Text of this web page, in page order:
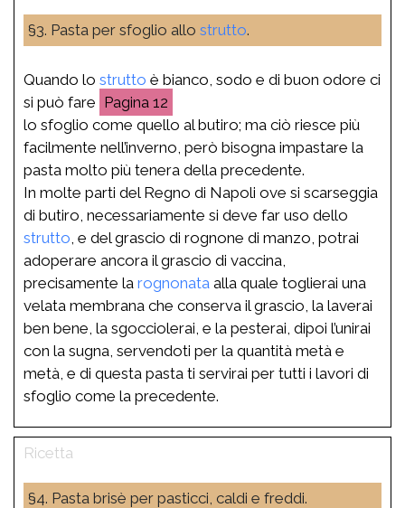
§3. Pasta per sfoglio allo strutto.
Quando lo strutto è bianco, sodo e di buon odore ci
si può fare
12
lo sfoglio come quello al butiro; ma ciò riesce più
facilmente nell’inverno, però bisogna impastare la
pasta molto più tenera della precedente.
In molte parti del Regno di Napoli ove si scarseggia
di butiro, necessariamente si deve far uso dello
strutto , e del grascio di rognone di manzo, potrai
adoperare ancora il grascio di vaccina,
precisamente la rognonata alla quale toglierai una
velata membrana che conserva il grascio, la laverai
ben bene, la sgocciolerai, e la pesterai, dipoi l’unirai
con la sugna, servendoti per la quantità metà e
metà, e di questa pasta ti servirai per tutti i lavori di
sfoglio come la precedente.
§4. Pasta brisè per pasticci, caldi e freddi.